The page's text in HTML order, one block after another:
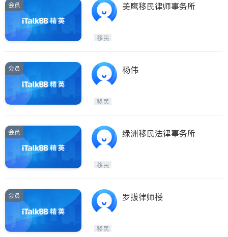
会员 美鹰移民律师事务所
移民
会员 杨伟
移民
会员 绿洲移民法律事务所
移民
会员 罗拔律师楼
移民